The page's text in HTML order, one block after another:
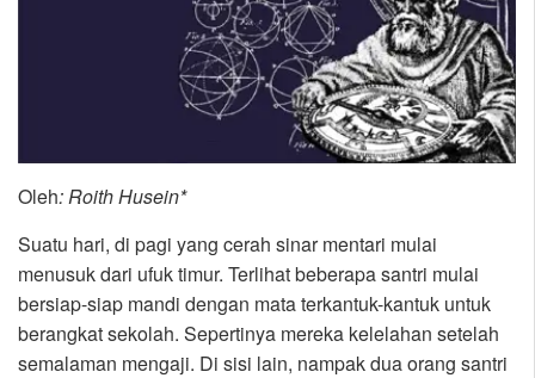
Oleh: Roith Husein*
Suatu hari, di pagi yang cerah sinar mentari mulai
menusuk dari ufuk timur. Terlihat beberapa santri mulai
bersiap-siap mandi dengan mata terkantuk-kantuk untuk
berangkat sekolah. Sepertinya mereka kelelahan setelah
semalaman mengaji. Di sisi lain, nampak dua orang santri